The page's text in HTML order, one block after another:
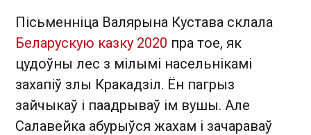
Пісьменніца Валярына Кустава склала
Беларускую казку 2020 пра тое, як
цудоўны лес з мілымі насельнікамі
захапіў злы Кракадзіл. Ён пагрыз
зайчыкаў і паадрываў ім вушы. Але
Салавейка абурыўся жахам і зачараваў